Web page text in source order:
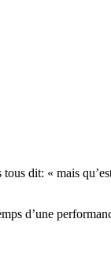
dit: « mais
d’une